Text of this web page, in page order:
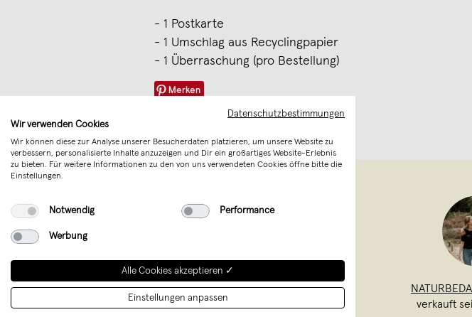
- 1 Postkarte
- 1 Umschlag aus Recyclingpapier
- 1 Überraschung (pro Bestellung)
Merken
verkauft
Datenschutzbestimmungen
Wir verwenden Cookies
Wir können diese zur Analyse unserer Besucherdaten platzieren, um unsere Website zu
verbessern, personalisierte Inhalte anzuzeigen und Dir ein großartiges Website-Erlebnis
zu bieten. Für weitere Informationen zu den von uns verwendeten Cookies öffne bitte die
Einstellungen.
Notwendig Performance
Werbung
Alle Cookies akzeptieren ✓
Einstellungen anpassen